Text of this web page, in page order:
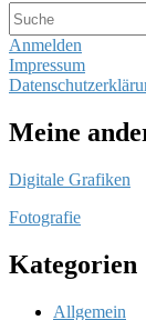
Suchen
Anmelden
Impressum
Meine
Digitale Grafiken
Fotografie
Kategorien
Allgemein